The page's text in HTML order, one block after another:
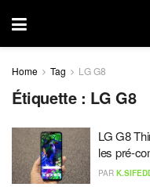
Home Tag LG G8
Étiquette : LG G8
LG G8
les pré-
PAR